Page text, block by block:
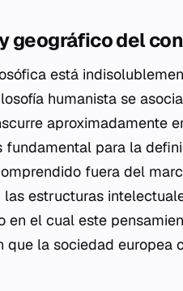
geográfico del
está
humanista se
aproximadamente
para la
fuera del
estructuras
en el cual este
que la sociedad